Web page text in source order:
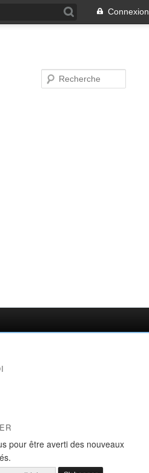
Connexion
pour être averti des nouveaux